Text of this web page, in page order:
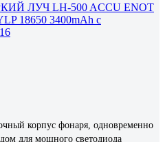
ЛУЧ LH-500 ACCU ENOT
18650 3400mAh с
корпус фонаря, одновременно
для мощного светодиода